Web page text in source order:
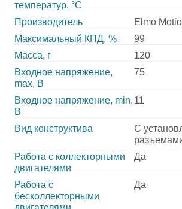
температур, °С
Производитель
Elmo
Максимальный КПД, %
99
Масса, г
120
Входное напряжение,
max, В
75
Входное напряжение, min,
В
11
Вид конструктива
С
Работа с коллекторными
двигателями
Да
Работа с
бесколлекторными
Да